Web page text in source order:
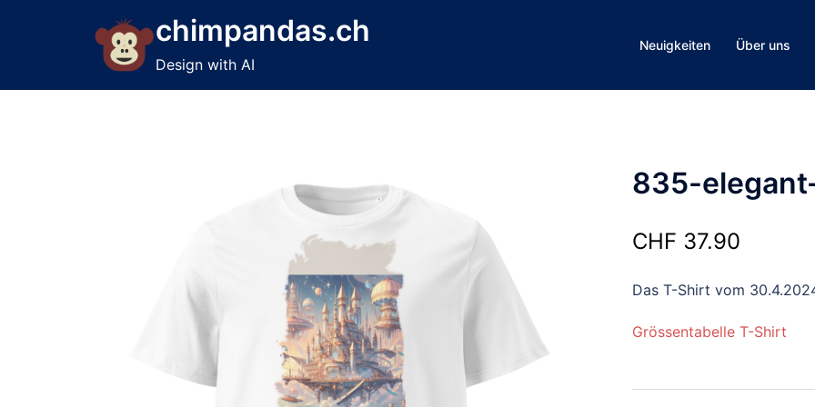
chimpandas.ch
Design with AI
Neuigkeiten Über uns
835-
CHF 37.90
Das T-Shirt vom
Grössentabelle T-Shirt